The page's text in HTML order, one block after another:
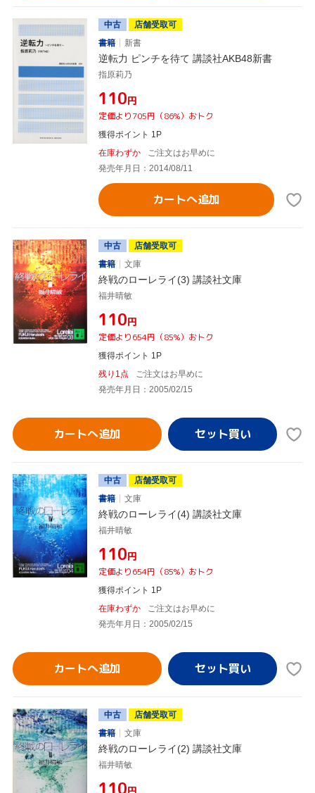
中古
店舗受取可
書籍
新書
逆転力 ピンチを待て 講談社AKB48新書
指原莉乃
¥110円
定価より705円（86%）おトク
獲得ポイント 1P
在庫わずか
ご注文はお早めに
発売年月日：2014/08/11
カートへ追加
中古
店舗受取可
書籍
文庫
終戦のローレライ(3) 講談社文庫
福井晴敏
¥110円
定価より654円（85%）おトク
獲得ポイント 1P
残り1点
ご注文はお早めに
発売年月日：2005/02/15
カートへ追加
中古
店舗受取可
書籍
文庫
終戦のローレライ(4) 講談社文庫
福井晴敏
¥110円
定価より654円（85%）おトク
獲得ポイント 1P
在庫わずか
ご注文はお早めに
発売年月日：2005/02/15
カートへ追加
中古
店舗受取可
書籍
文庫
終戦のローレライ(2) 講談社文庫
福井晴敏
¥110